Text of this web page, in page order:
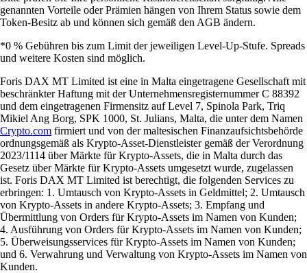
genannten Vorteile oder Prämien hängen von Ihrem Status sowie dem
Token-Besitz ab und können sich gemäß den AGB ändern.
*0 % Gebühren bis zum Limit der jeweiligen Level-Up-Stufe. Spreads
und weitere Kosten sind möglich.
Foris DAX MT Limited ist eine in Malta eingetragene Gesellschaft mit
beschränkter Haftung mit der Unternehmensregisternummer C 88392
und dem eingetragenen Firmensitz auf Level 7, Spinola Park, Triq
Mikiel Ang Borg, SPK 1000, St. Julians, Malta, die unter dem Namen
Crypto.com firmiert und von der maltesischen Finanzaufsichtsbehörde
ordnungsgemäß als Krypto-Asset-Dienstleister gemäß der Verordnung
2023/1114 über Märkte für Krypto-Assets, die in Malta durch das
Gesetz über Märkte für Krypto-Assets umgesetzt wurde, zugelassen
ist. Foris DAX MT Limited ist berechtigt, die folgenden Services zu
erbringen: 1. Umtausch von Krypto-Assets in Geldmittel; 2. Umtausch
von Krypto-Assets in andere Krypto-Assets; 3. Empfang und
Übermittlung von Orders für Krypto-Assets im Namen von Kunden;
4. Ausführung von Orders für Krypto-Assets im Namen von Kunden;
5. Überweisungsservices für Krypto-Assets im Namen von Kunden;
und 6. Verwahrung und Verwaltung von Krypto-Assets im Namen von
Kunden.